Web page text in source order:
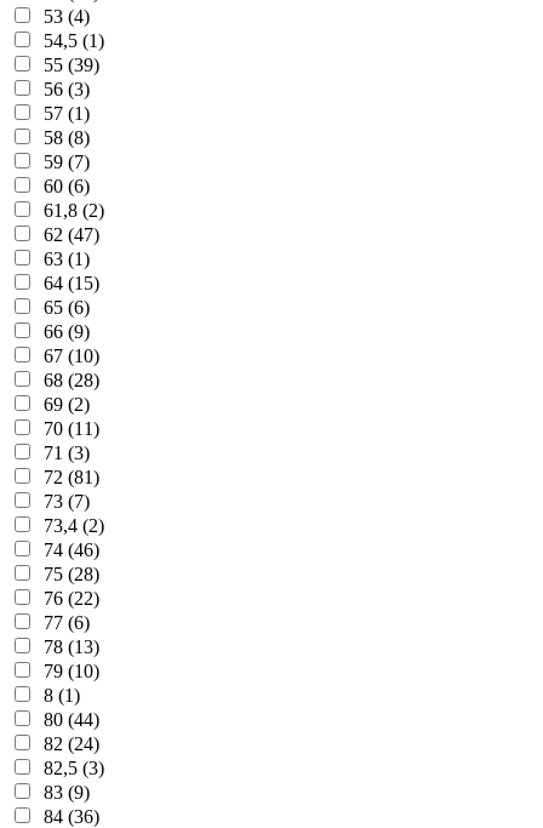
53 (4)
54,5 (1)
55 (39)
56 (3)
57 (1)
58 (8)
59 (7)
60 (6)
61,8 (2)
62 (47)
63 (1)
64 (15)
65 (6)
66 (9)
67 (10)
68 (28)
69 (2)
70 (11)
71 (3)
72 (81)
73 (7)
73,4 (2)
74 (46)
75 (28)
76 (22)
77 (6)
78 (13)
79 (10)
8 (1)
80 (44)
82 (24)
82,5 (3)
83 (9)
84 (36)